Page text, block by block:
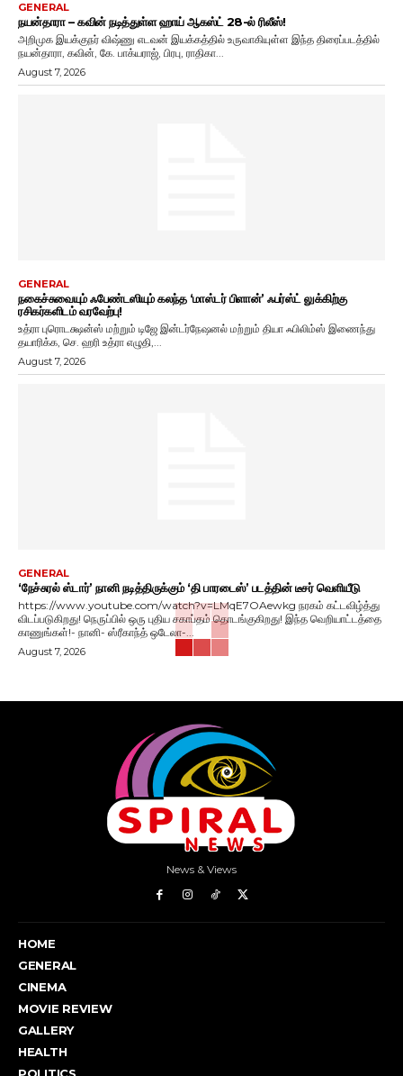
GENERAL
நயன்தாரா – கவின் நடித்துள்ள ஹாய் ஆகஸ்ட் 28-ல் ரிலீஸ்!
அறிமுக இயக்குநர் விஷ்ணு எடவன் இயக்கத்தில் உருவாகியுள்ள இந்த திரைப்படத்தில்
நயன்தாரா, கவின், கே. பாக்யராஜ், பிரபு, ராதிகா...
August 7, 2026
GENERAL
நகைச்சுவையும் ஃபேண்டஸியும் கலந்த ‘மாஸ்டர் பிளான்’ ஃபர்ஸ்ட் லுக்கிற்கு
ரசிகர்களிடம் வரவேற்பு!
உத்ரா புரொடக்ஷன்ஸ் மற்றும் டிஜே இன்டர்நேஷனல் மற்றும் தியா ஃபிலிம்ஸ் இணைந்து
தயாரிக்க, செ. ஹரி உத்ரா எழுதி,...
August 7, 2026
GENERAL
‘நேச்சுரல் ஸ்டார்’ நானி நடித்திருக்கும் ‘தி பாரடைஸ்’ படத்தின் டீசர் வெளியீடு
https://www.youtube.com/watch?v=LMqE7OAewkg நரகம் கட்டவிழ்த்து
விடப்படுகிறது! நெருப்பில் ஒரு புதிய சகாப்தம் தொடங்குகிறது! இந்த வெறியாட்டத்தை
காணுங்கள்!- நானி- ஸ்ரீகாந்த் ஒடேலா-...
August 7, 2026
News & Views
HOME
GENERAL
CINEMA
MOVIE REVIEW
GALLERY
HEALTH